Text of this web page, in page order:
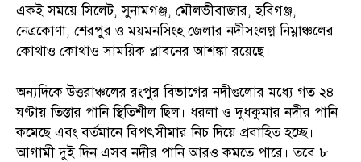
একই সময়ে সিলেট, সুনামগঞ্জ, মৌলভীবাজার, হবিগঞ্জ,
নেত্রকোণা, শেরপুর ও ময়মনসিংহ জেলার নদীসংলগ্ন নিম্নাঞ্চলের
কোথাও কোথাও সাময়িক প্লাবনের আশঙ্কা রয়েছে।
অন্যদিকে উত্তরাঞ্চলের রংপুর বিভাগের নদীগুলোর মধ্যে গত ২৪
ঘণ্টায় তিস্তার পানি স্থিতিশীল ছিল। ধরলা ও দুধকুমার নদীর পানি
কমেছে এবং বর্তমানে বিপৎসীমার নিচ দিয়ে প্রবাহিত হচ্ছে।
আগামী দুই দিন এসব নদীর পানি আরও কমতে পারে। তবে ৮